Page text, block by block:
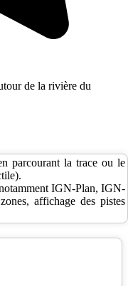
de la rivière du
parcourant la trace ou le
IGN-Plan, IGN-
affichage des pistes